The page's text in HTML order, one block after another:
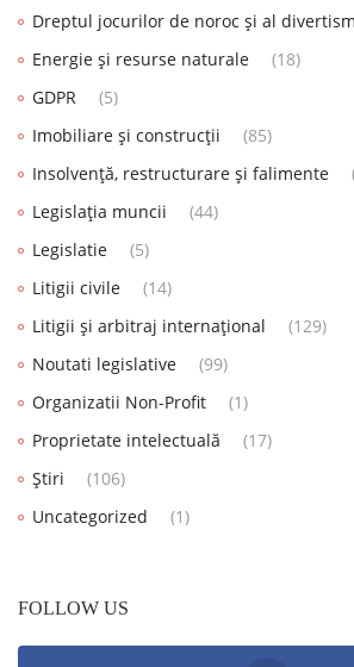
Dreptul jocurilor de noroc și al
Energie și resurse naturale
(18)
GDPR
(5)
Imobiliare și construcții
(85)
Insolvență, restructurare și falimente
Legislația muncii
(44)
Legislatie
(5)
Litigii civile
(14)
Litigii și arbitraj internațional
(129)
Noutati legislative
(99)
Organizatii Non-Profit
(1)
Proprietate intelectuală
(17)
Știri
(106)
Uncategorized
(1)
FOLLOW US